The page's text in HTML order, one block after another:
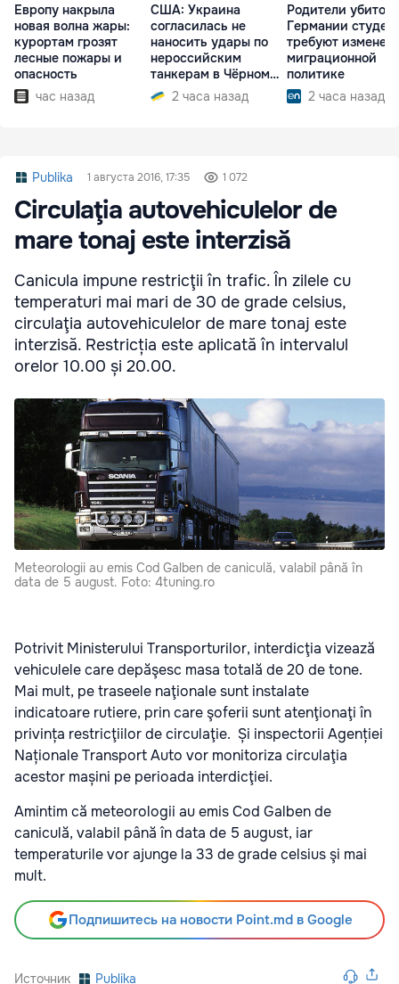
Европу накрыла
новая волна жары:
курортам грозят
лесные пожары и
опасность
час назад
США: Украина
согласилась не
наносить удары по
нероссийским
танкерам в Чёрном
море2 часа назад
Родители
Германии
требуют
миграционной
политике
2 часа назад
Publika 1 августа 2016, 17:35 1 072
Circulaţia autovehiculelor de
mare tonaj este interzisă
Canicula impune restricţii în trafic. În zilele cu
temperaturi mai mari de 30 de grade celsius,
circulaţia autovehiculelor de mare tonaj este
interzisă. Restricția este aplicată în intervalul
orelor 10.00 și 20.00.
Meteorologii au emis Cod Galben de caniculă, valabil până în
data de 5 august. Foto: 4tuning.ro
Potrivit Ministerului Transporturilor, interdicţia vizează
vehiculele care depăşesc masa totală de 20 de tone.
Mai mult, pe traseele naţionale sunt instalate
indicatoare rutiere, prin care şoferii sunt atenţionaţi în
privința restricţiilor de circulaţie. Și inspectorii Agenției
Naționale Transport Auto vor monitoriza circulaţia
acestor mașini pe perioada interdicţiei.
Amintim că meteorologii au emis Cod Galben de
caniculă, valabil până în data de 5 august, iar
temperaturile vor ajunge la 33 de grade celsius şi mai
mult.
Подпишитесь на новости Point.md в Google
Источник Publika